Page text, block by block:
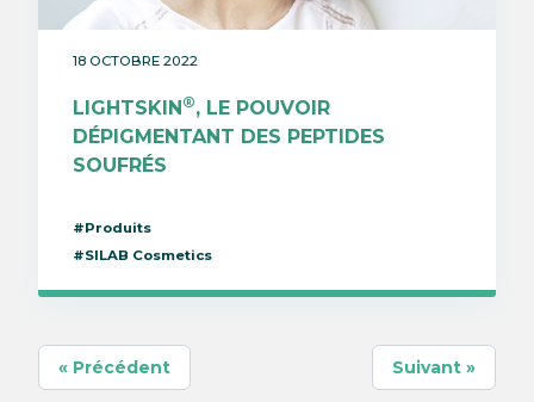
18 OCTOBRE 2022
LIGHTSKIN ®, LE POUVOIR
DÉPIGMENTANT DES PEPTIDES
SOUFRÉS
#Produits
#SILAB Cosmetics
« Précédent Suivant »